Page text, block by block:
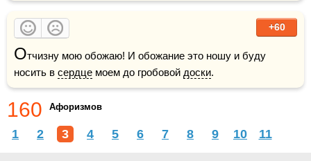
+60
Отчизну мою обожаю! И обожание это ношу и буду
носить в сердце моем до гробовой доски.
160 Афоризмов
1 2 3 4 5 6 7 8 9 10 11